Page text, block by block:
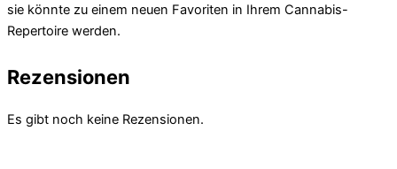
sie könnte zu einem neuen Favoriten in Ihrem Cannabis-
Repertoire werden.
Rezensionen
Es gibt noch keine Rezensionen.